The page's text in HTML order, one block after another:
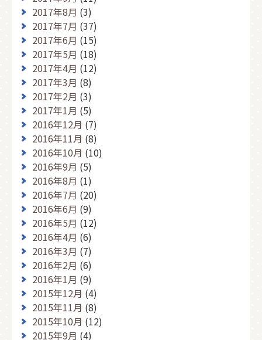
2017年8月 (3)
2017年7月 (37)
2017年6月 (15)
2017年5月 (18)
2017年4月 (12)
2017年3月 (8)
2017年2月 (3)
2017年1月 (5)
2016年12月 (7)
2016年11月 (8)
2016年10月 (10)
2016年9月 (5)
2016年8月 (1)
2016年7月 (20)
2016年6月 (9)
2016年5月 (12)
2016年4月 (6)
2016年3月 (7)
2016年2月 (6)
2016年1月 (9)
2015年12月 (4)
2015年11月 (8)
2015年10月 (12)
2015年9月 (4)